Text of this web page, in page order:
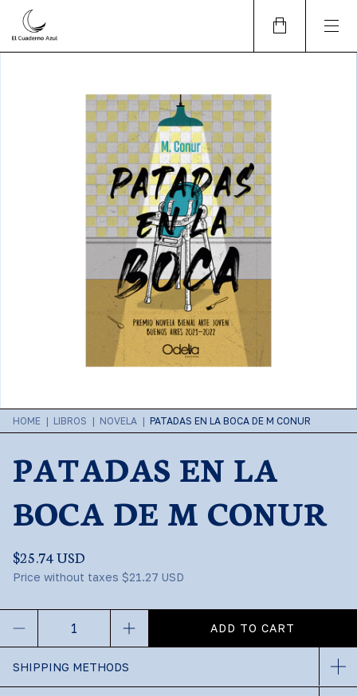
HOME | LIBROS | NOVELA | PATADAS EN LA BOCA DE M CONUR
PATADAS EN LA
BOCA DE M CONUR
$25.74 USD
Price without taxes $21.27 USD
SHIPPING METHODS